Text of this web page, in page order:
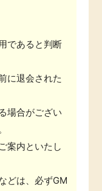
であると判断
に退会された
場合がござい
案内といたし
どは、必ずGM